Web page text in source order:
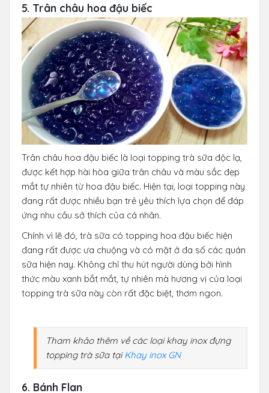
5. Trân châu hoa đậu biếc
Trân châu hoa đậu biếc là loại topping trà sữa độc lạ,
được kết hợp hài hòa giữa trân châu và màu sắc đẹp
mắt tự nhiên từ hoa đậu biếc. Hiện tại, loại topping này
đang rất được nhiều bạn trẻ yêu thích lựa chọn để đáp
ứng nhu cầu sở thích của cá nhân.
Chính vì lẽ đó, trà sữa có topping hoa đậu biếc hiện
đang rất được ưa chuộng và có mặt ở đa số các quán
sữa hiện nay. Không chỉ thu hút người dùng bởi hình
thức màu xanh bắt mắt, tự nhiên mà hương vị của loại
topping trà sữa này còn rất đặc biệt, thơm ngon.
Tham khảo thêm về các loại khay inox đựng
topping trà sữa tạiKhay inox GN
6. Bánh Flan